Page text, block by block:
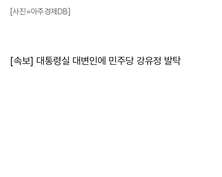
[사진=아주경제DB]
[속보] 대통령실 대변인에 민주당 강유정 발탁